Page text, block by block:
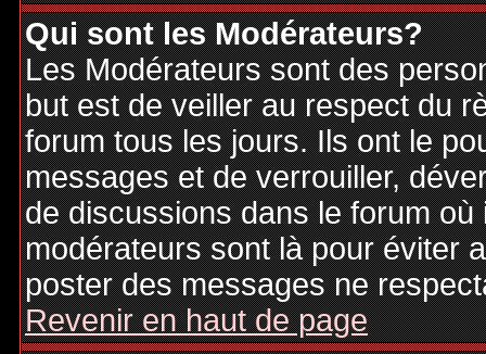
Qui sont les Modérateurs?
Les Modérateurs sont des
but est de veiller au respect du
forum tous les jours. Ils ont le
messages et de verrouiller,
de discussions dans le forum
modérateurs sont là pour éviter
poster des messages ne
Revenir en haut de page